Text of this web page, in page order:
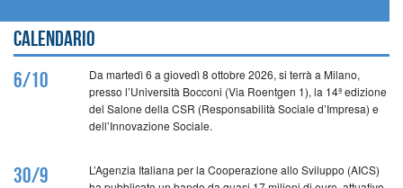
Calendario
6/10
Da martedì 6 a giovedì 8 ottobre 2026, si terrà a Milano,
presso l’Università Bocconi (Via Roentgen 1), la 14ª edizione
del Salone della CSR (Responsabilità Sociale d’Impresa) e
dell’Innovazione Sociale.
30/9
L’Agenzia Italiana per la Cooperazione allo Sviluppo (AICS)